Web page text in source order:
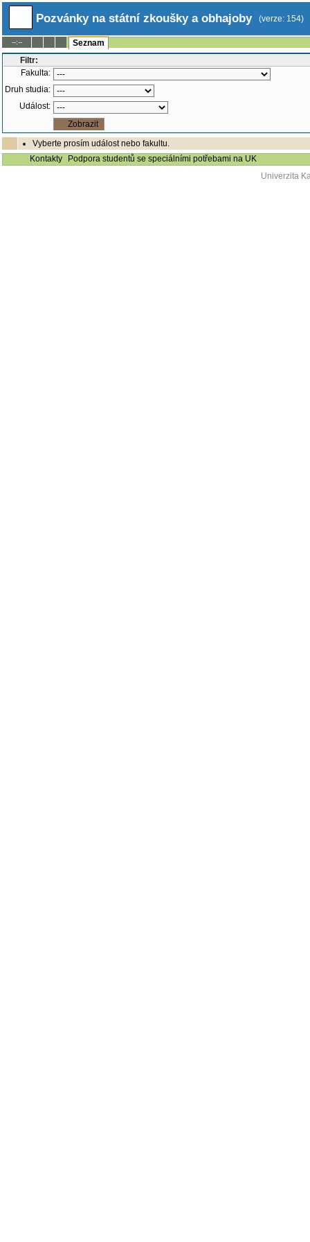
Pozvánky na státní zkoušky a obhajoby (verze: 154)
--:--
Seznam
Filtr:
Fakulta:
Druh studia:
Událost:
Vyberte prosím událost nebo fakultu.
Kontakty
Podpora studentů se speciálními potřebami na UK
Univerzita